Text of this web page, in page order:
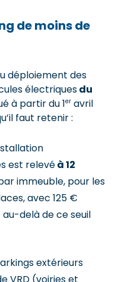
de moins de
déploiement des
électriquesdu
à partir du 1er avril
faut retenir :
est relevéà 12
immeuble, pour les
avec 125 €
delà de ce seuil
extérieurs